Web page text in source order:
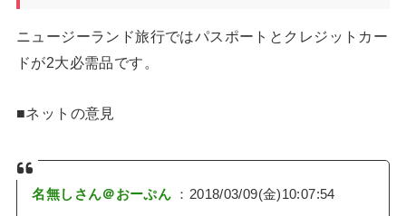
ニュージーランド旅行ではパスポートとクレジットカー
ドが2大必需品です。
■ネットの意見
名無しさん＠おーぷん ：2018/03/09(金)10:07:54